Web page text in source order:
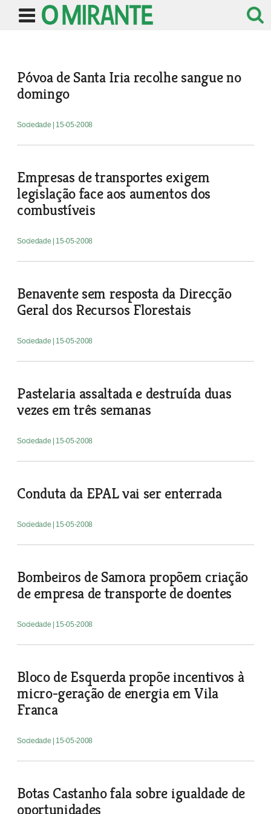
Póvoa de Santa Iria recolhe sangue no
domingo
Sociedade | 15-05-2008
Empresas de transportes exigem
legislação face aos aumentos dos
combustíveis
Sociedade | 15-05-2008
Benavente sem resposta da Direcção
Geral dos Recursos Florestais
Sociedade | 15-05-2008
Pastelaria assaltada e destruída duas
vezes em três semanas
Sociedade | 15-05-2008
Conduta da EPAL vai ser enterrada
Sociedade | 15-05-2008
Bombeiros de Samora propõem criação
de empresa de transporte de doentes
Sociedade | 15-05-2008
Bloco de Esquerda propõe incentivos à
micro-geração de energia em Vila
Franca
Sociedade | 15-05-2008
Botas Castanho fala sobre igualdade de
oportunidades